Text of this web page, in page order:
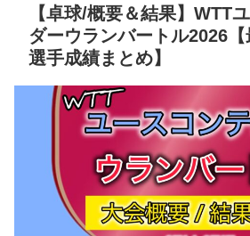
【卓球/概要＆結果】WTT
ダーウランバートル2026
選手成績まとめ】